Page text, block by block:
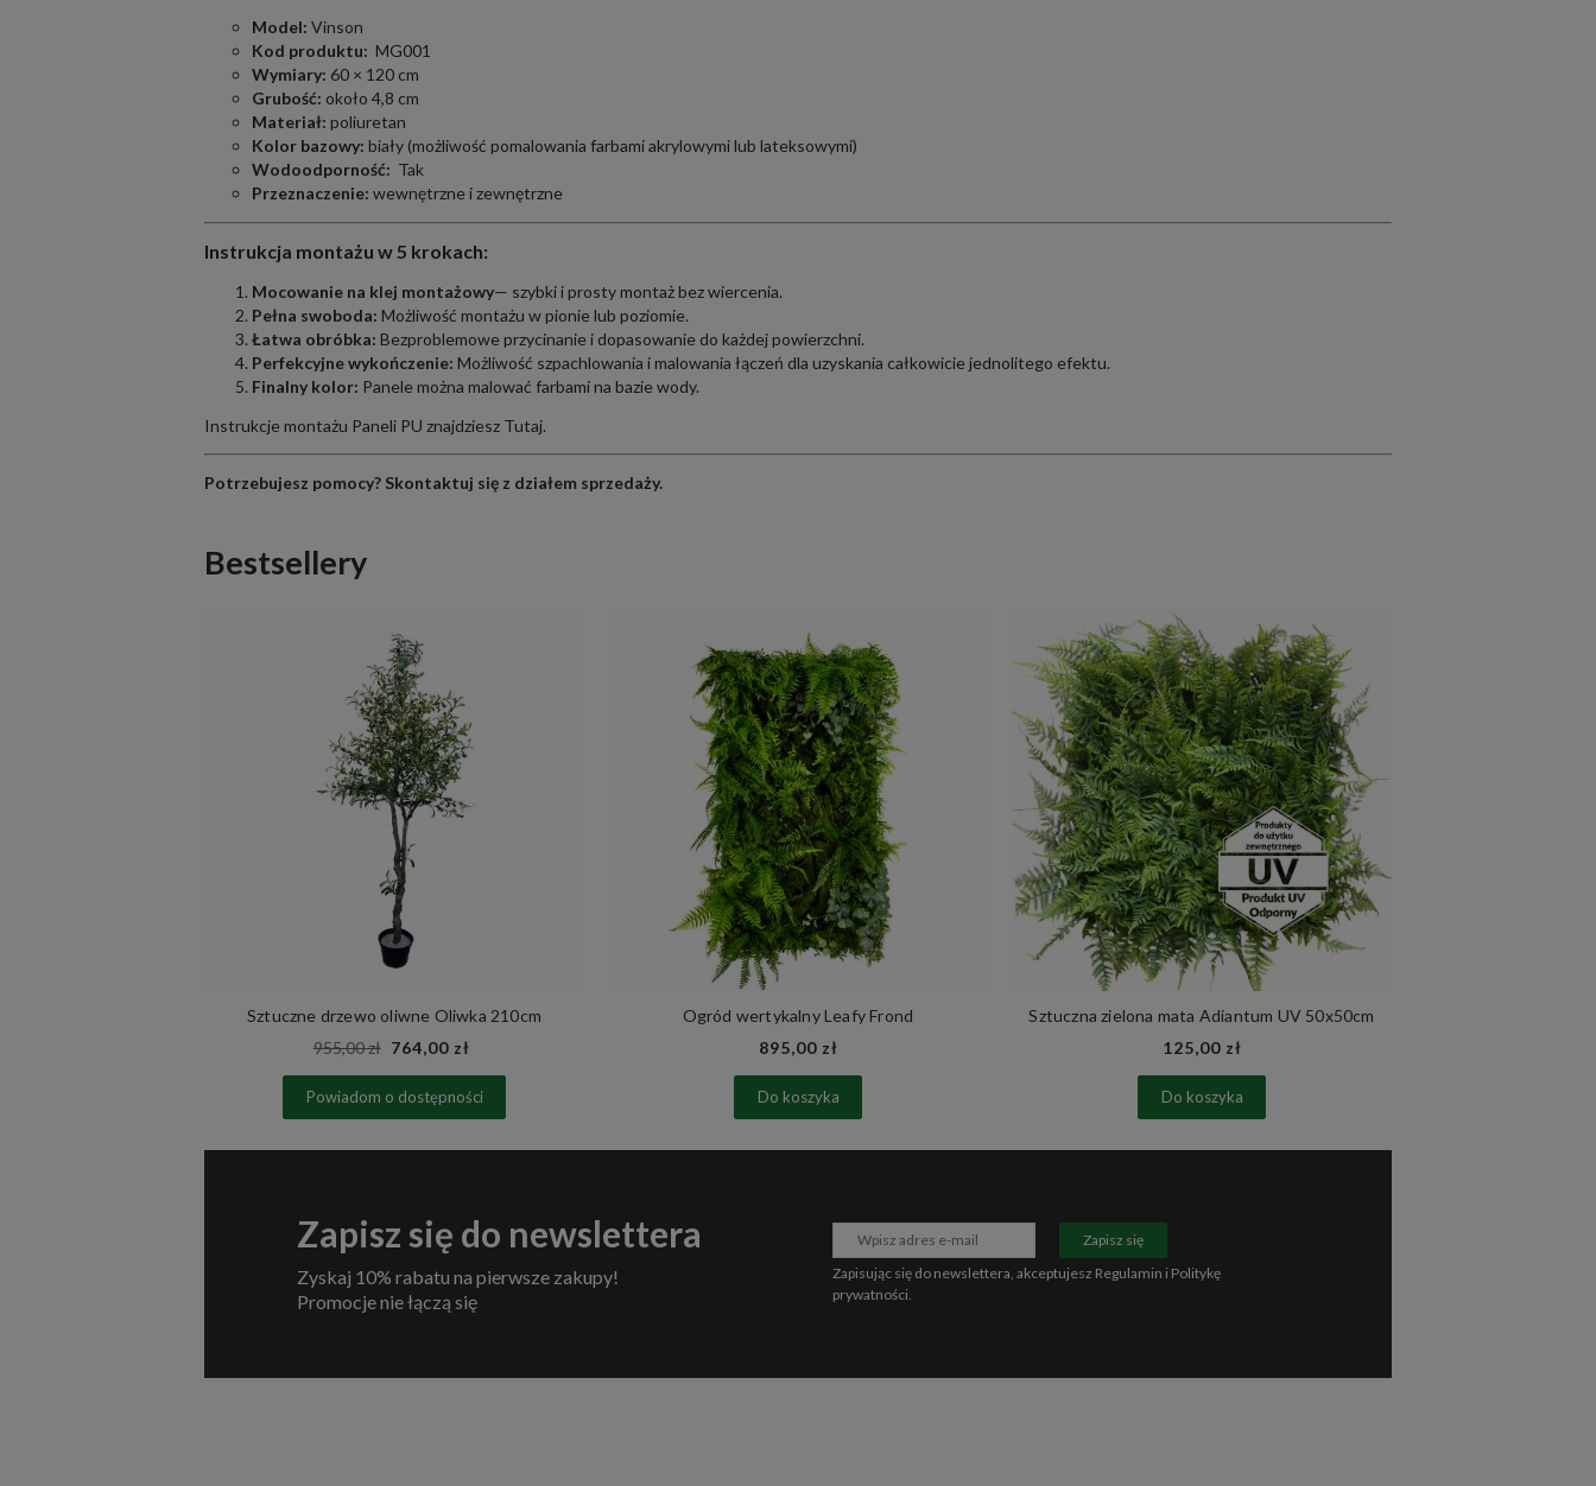
Model: Vinson
Kod produktu: MG001
Wymiary: 60 × 120 cm
Grubość: około 4,8 cm
Materiał: poliuretan
Kolor bazowy: biały (możliwość pomalowania farbami akrylowymi lub lateksowymi)
Wodoodporność: Tak
Przeznaczenie: wewnętrzne i zewnętrzne
Instrukcja montażu w 5 krokach:
Mocowanie na klej montażowy— szybki i prosty montaż bez wiercenia.
Pełna swoboda: Możliwość montażu w pionie lub poziomie.
Łatwa obróbka: Bezproblemowe przycinanie i dopasowanie do każdej powierzchni.
Perfekcyjne wykończenie: Możliwość szpachlowania i malowania łączeń dla uzyskania całkowicie jednolitego efektu.
Finalny kolor: Panele można malować farbami na bazie wody.
Instrukcje montażu Paneli PU znajdziesz Tutaj.
Potrzebujesz pomocy? Skontaktuj się z działem sprzedaży.
Bestsellery
Sztuczne drzewo oliwne Oliwka 210cm
955,00 zł 764,00 zł
Powiadom o dostępności
Ogród wertykalny Leafy Frond
895,00 zł
Do koszyka
Sztuczna zielona mata Adiantum UV 50x50cm
125,00 zł
Do koszyka
Zapisz się do newslettera
Zyskaj 10% rabatu na pierwsze zakupy!
Promocje nie łączą się
Zapisz się
Zapisując się do newslettera, akceptujesz Regulamin i Politykę
prywatności